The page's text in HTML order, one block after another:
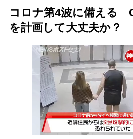
コロナ第4波に備える
を計画して大丈夫か？